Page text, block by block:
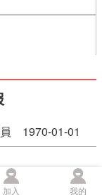
1970-01-01
加入 我的